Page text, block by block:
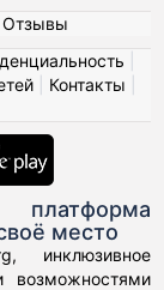
Отзывы
| Контакты
место
инклюзивное
возможностями